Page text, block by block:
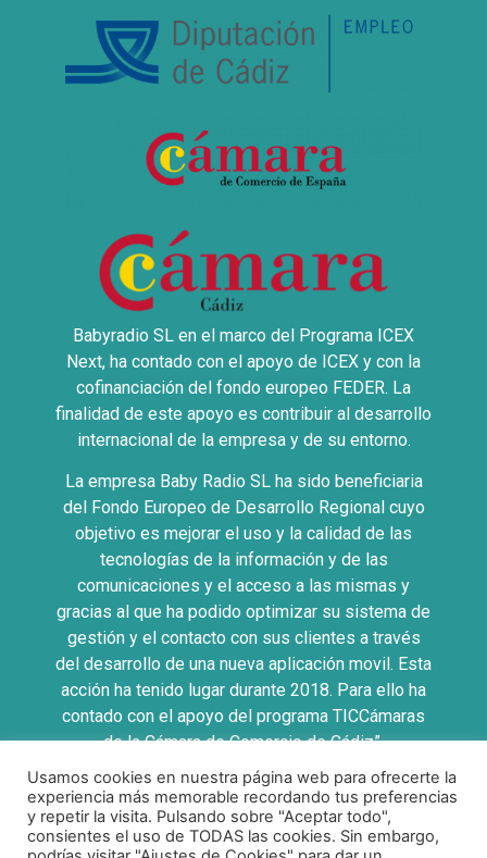
Babyradio SL en el marco del Programa ICEX
Next, ha contado con el apoyo de ICEX y con la
cofinanciación del fondo europeo FEDER. La
finalidad de este apoyo es contribuir al desarrollo
internacional de la empresa y de su entorno.
La empresa Baby Radio SL ha sido beneficiaria
del Fondo Europeo de Desarrollo Regional cuyo
objetivo es mejorar el uso y la calidad de las
tecnologías de la información y de las
comunicaciones y el acceso a las mismas y
gracias al que ha podido optimizar su sistema de
gestión y el contacto con sus clientes a través
del desarrollo de una nueva aplicación movil. Esta
acción ha tenido lugar durante 2018. Para ello ha
contado con el apoyo del programa TICCámaras
de la Cámara de Comercio de Cádiz”.
UNA MANERA DE HACER EUROPA
Usamos cookies en nuestra página web para ofrecerte la
experiencia más memorable recordando tus preferencias
y repetir la visita. Pulsando sobre "Aceptar todo",
consientes el uso de TODAS las cookies. Sin embargo,